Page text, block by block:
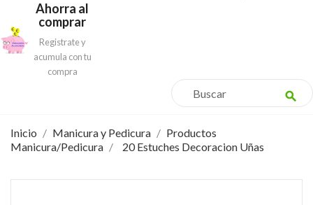
Ahorra al
comprar
Registrate y
acumula con tu
compra
search
Inicio Manicura y Pedicura
Productos
Manicura/Pedicura
20 Estuches Decoracion Uñas